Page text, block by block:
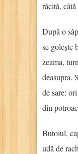
răcită,
După o
se golește
zeama,
deasupra.
de sare:
din
Butoiul,
udă de